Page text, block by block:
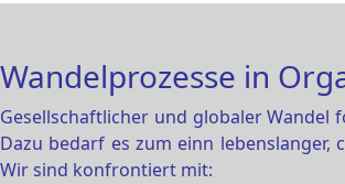
Wandelprozesse in
Gesellschaftlicher und globaler
Dazu bedarf es zum einn lebenslanger,
Wir sind konfrontiert mit: